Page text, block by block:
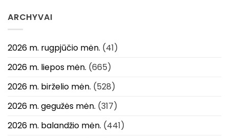
ARCHYVAI
2026 m. rugpjūčio mėn. (41)
2026 m. liepos mėn. (665)
2026 m. birželio mėn. (528)
2026 m. gegužės mėn. (317)
2026 m. balandžio mėn. (441)